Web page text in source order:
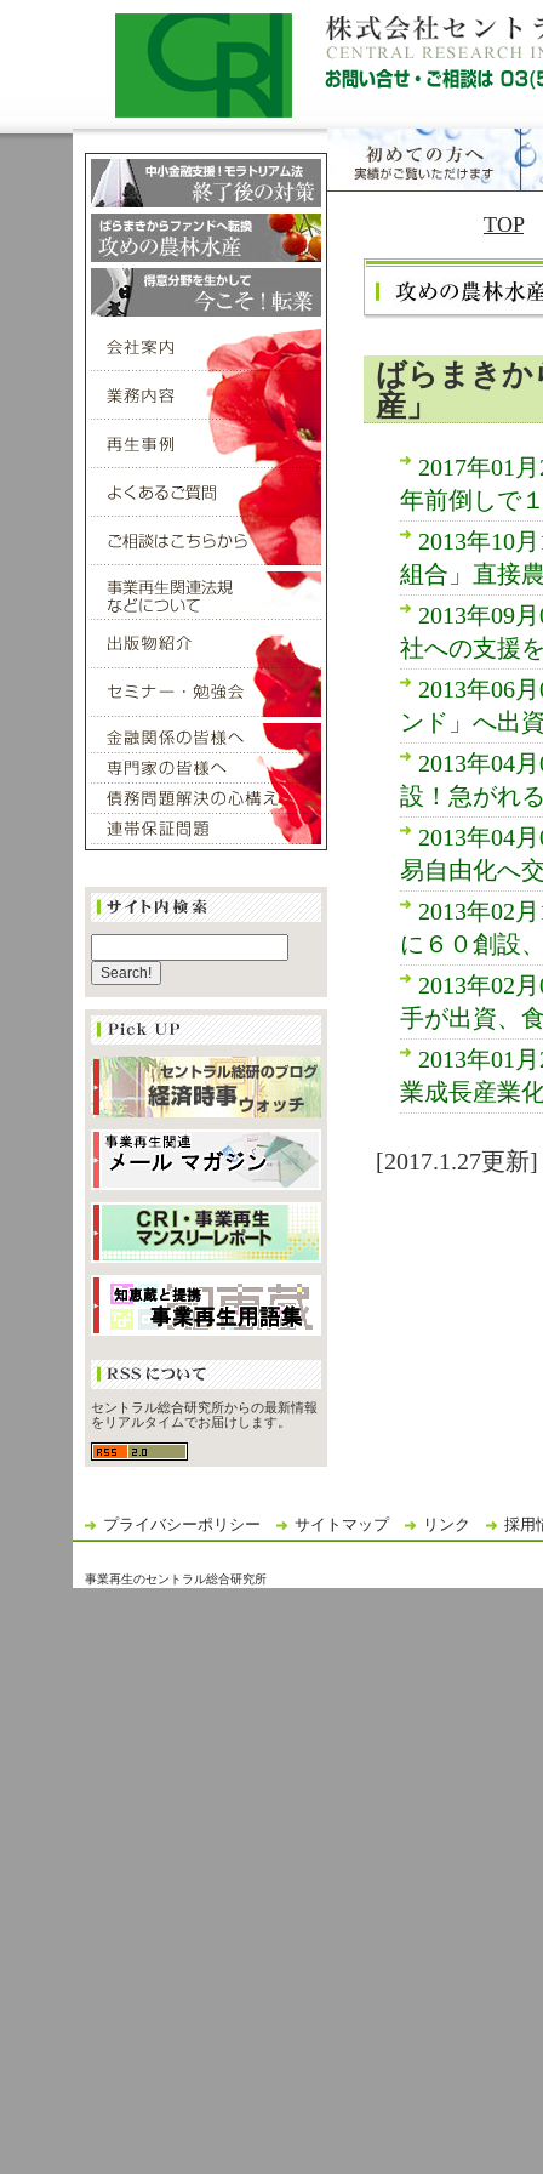
TOP
ばらまきか
産」
2017年01
年前倒しで
2013年10
組合」直接
2013年09
社への支援
2013年06
ンド」へ出
2013年04
設！急がれ
2013年04
易自由化へ
2013年02
に６０創設
2013年02
手が出資、
2013年01
業成長産業
[2017.1.27更新]
セントラル総合研究所からの最新情報
をリアルタイムでお届けします。
プライバシーポリシー サイトマップ リンク 採用
事業再生のセントラル総合研究所